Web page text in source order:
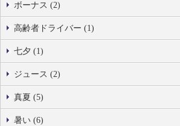
ボーナス (2)
高齢者ドライバー (1)
七夕 (1)
ジュース (2)
真夏 (5)
暑い (6)